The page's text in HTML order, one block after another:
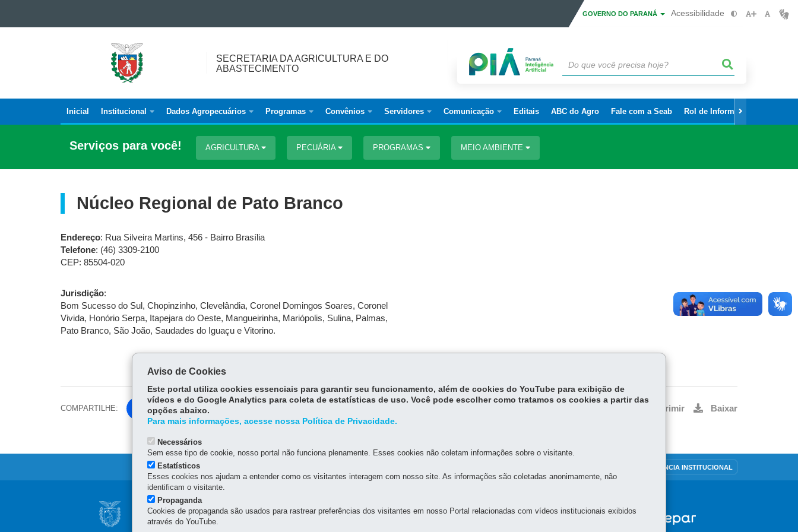
GOVERNO DO PARANÁ Acessibilidade
SECRETARIA
AGRICULTURA
DO
ABASTECIMENTO
SECRETARIA DA AGRICULTURA E DO
ABASTECIMENTO
Navegação
principal
Inicial Institucional Dados Agropecuários Programas Convênios Servidores Comunicação Editais ABC do Agro Fale com a Seab Rol de Informações Sigilosas
Serviços para você! AGRICULTURA PECUÁRIA PROGRAMAS MEIO AMBIENTE
Núcleo Regional de Pato Branco
Endereço: Rua Silveira Martins, 456 - Bairro Brasília
Telefone: (46) 3309-2100
CEP: 85504-020
Jurisdição:
Bom Sucesso do Sul, Chopinzinho, Clevelândia, Coronel Domingos Soares, Coronel
Vivida, Honório Serpa, Itapejara do Oeste, Mangueirinha, Mariópolis, Sulina, Palmas,
Pato Branco, São João, Saudades do Iguaçu e Vitorino.
COMPARTILHE:
Fa
ce
bo
ok
itt
Imprimir Baixar
TRANSPARÊNCIA INSTITUCIONAL
Navegação
principal
SECRETARIA DA AGRICULTURA E DO ABASTECIMENTO
Rua dos Funcionários, 1559
Aviso de Cookies
Este portal utiliza cookies essenciais para garantir seu funcionamento, além de cookies do YouTube para exibição de
vídeos e do Google Analytics para coleta de estatísticas de uso. Você pode escolher como tratamos os cookies a partir das
opções abaixo.
Para mais informações, acesse nossa Política de Privacidade.
Necessários
Sem esse tipo de cookie, nosso portal não funciona plenamente. Esses cookies não coletam informações sobre o visitante.
Estatísticos
Esses cookies nos ajudam a entender como os visitantes interagem com nosso site. As informações são coletadas anonimamente, não
identificam o visitante.
Propaganda
Cookies de propaganda são usados para rastrear preferências dos visitantes em nosso Portal relacionadas com vídeos institucionais exibidos
através do YouTube.